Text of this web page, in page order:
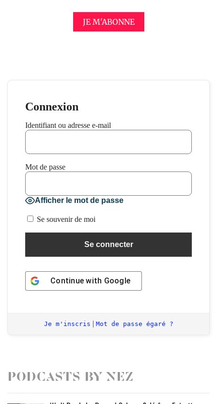
JE M'ABONNE
Connexion
Identifiant ou adresse e-mail
Mot de passe
Afficher le mot de passe
Se souvenir de moi
Continue with Google
Je m'inscris | Mot de passe égaré ?
Podcasts by Nez